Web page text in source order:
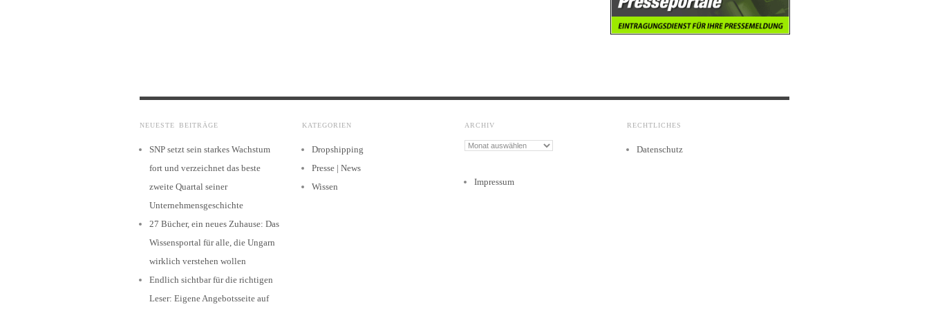
NEUESTE BEITRÄGE
SNP setzt sein starkes Wachstum
fort und verzeichnet das beste
zweite Quartal seiner
Unternehmensgeschichte
27 Bücher, ein neues Zuhause: Das
Wissensportal für alle, die Ungarn
wirklich verstehen wollen
Endlich sichtbar für die richtigen
Leser: Eigene Angebotsseite auf
KATEGORIEN
Dropshipping
Presse | News
Wissen
ARCHIV
Archiv
RECHTLICHES
Datenschutz
Impressum